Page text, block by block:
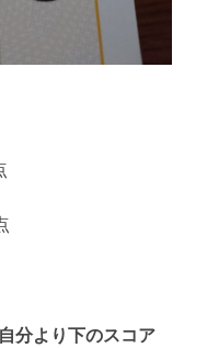
分より下のスコア